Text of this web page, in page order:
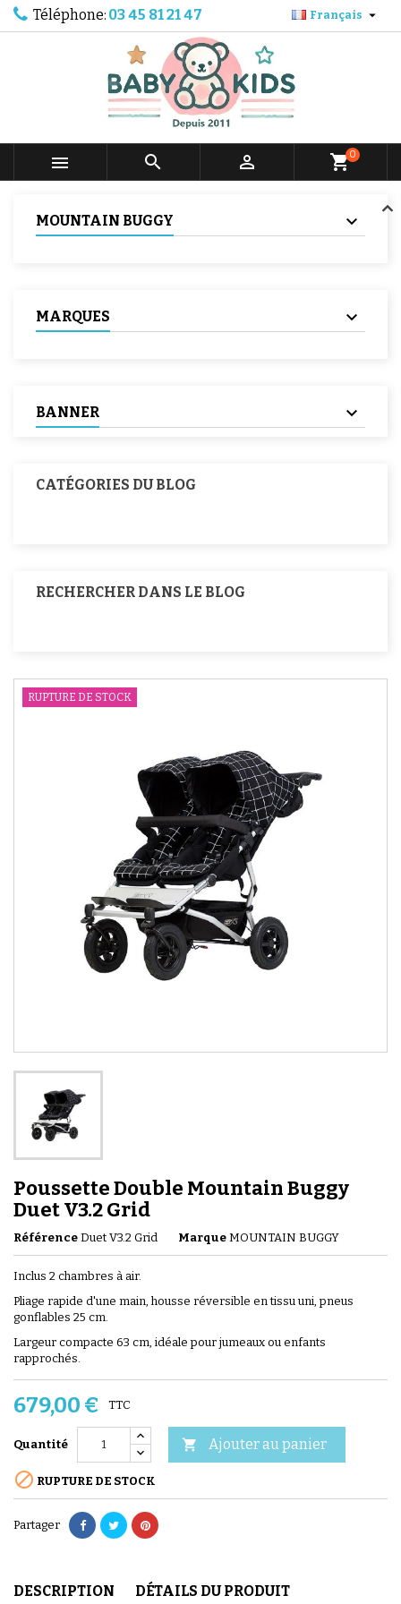
Téléphone: 03 45 81 21 47 Français 
   shopping_cart0
MOUNTAIN BUGGY
MARQUES
BANNER
CATÉGORIES DU BLOG
RECHERCHER DANS LE BLOG
RUPTURE DE STOCK
Poussette Double Mountain Buggy
Duet V3.2 Grid
Référence Duet V3.2 Grid Marque MOUNTAIN BUGGY
Inclus 2 chambres à air.
Pliage rapide d'une main, housse réversible en tissu uni, pneus
gonflables 25 cm.
Largeur compacte 63 cm, idéale pour jumeaux ou enfants
rapprochés.
679,00 € TTC
Quantité  Ajouter au panier
 RUPTURE DE STOCK
Partager
DESCRIPTION DÉTAILS DU PRODUIT